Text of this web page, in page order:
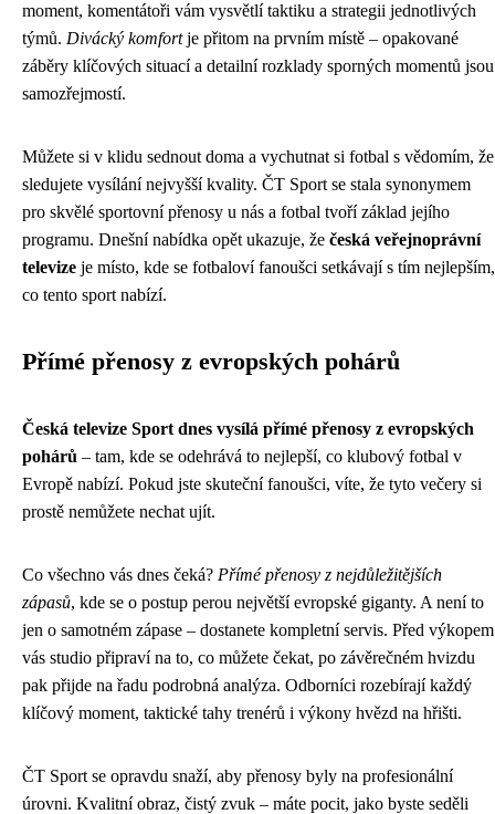
moment, komentátoři vám vysvětlí taktiku a strategii jednotlivých
týmů. Divácký komfortje přitom na prvním místě – opakované
záběry klíčových situací a detailní rozklady sporných momentů jsou
samozřejmostí.
Můžete si v klidu sednout doma a vychutnat si fotbal s vědomím, že
sledujete vysílání nejvyšší kvality. ČT Sport se stala synonymem
pro skvělé sportovní přenosy u nás a fotbal tvoří základ jejího
programu. Dnešní nabídka opět ukazuje, že česká veřejnoprávní
televize je místo, kde se fotbaloví fanoušci setkávají s tím nejlepším,
co tento sport nabízí.
Přímé přenosy z evropských pohárů
Česká televize Sport dnes vysílá přímé přenosy z evropských
pohárů – tam, kde se odehrává to nejlepší, co klubový fotbal v
Evropě nabízí. Pokud jste skuteční fanoušci, víte, že tyto večery si
prostě nemůžete nechat ujít.
Co všechno vás dnes čeká? Přímé přenosy z nejdůležitějších
zápasů, kde se o postup perou největší evropské giganty. A není to
jen o samotném zápase – dostanete kompletní servis. Před výkopem
vás studio připraví na to, co můžete čekat, po závěrečném hvizdu
pak přijde na řadu podrobná analýza. Odborníci rozebírají každý
klíčový moment, taktické tahy trenérů i výkony hvězd na hřišti.
ČT Sport se opravdu snaží, aby přenosy byly na profesionální
úrovni. Kvalitní obraz, čistý zvuk – máte pocit, jako byste seděli